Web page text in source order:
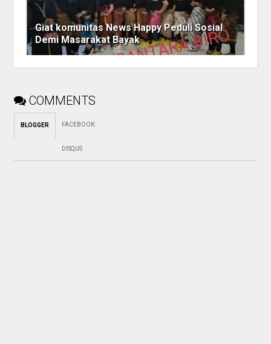
Giat komunitas News Happy Peduli Sosial
Demi Masarakat Bayak
COMMENTS
BLOGGER FACEBOOK:
DISQUS